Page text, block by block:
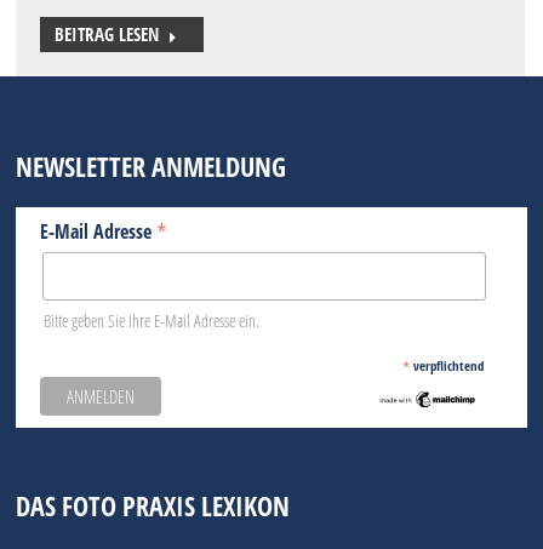
BEITRAG LESEN
NEWSLETTER ANMELDUNG
E-Mail Adresse *
Bitte geben Sie Ihre E-Mail Adresse ein.
* verpflichtend
DAS FOTO PRAXIS LEXIKON